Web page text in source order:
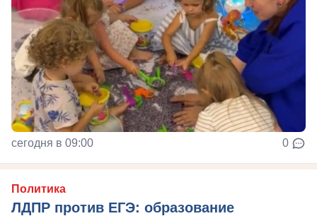
сегодня в 09:00 0
Политика
ЛДПР против ЕГЭ: образование